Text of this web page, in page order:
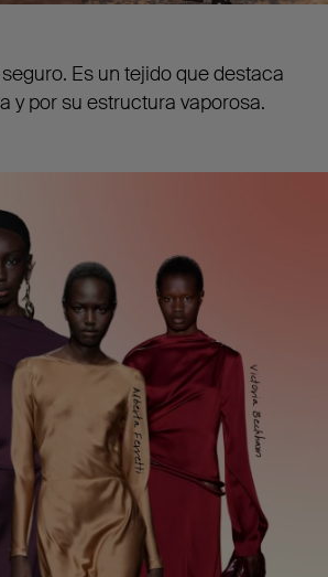
Es un tejido que destaca
y por su estructura vaporosa.